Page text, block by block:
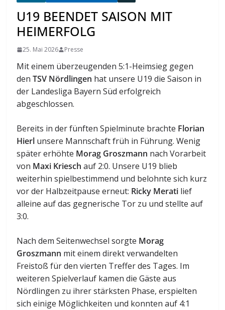
U19 BEENDET SAISON MIT
HEIMERFOLG
25. Mai 2026 Presse
Mit einem überzeugenden 5:1-Heimsieg gegen
denTSV Nördlingen hat unsere U19 die Saison in
der Landesliga Bayern Süd erfolgreich
abgeschlossen.
Bereits in der fünften Spielminute brachte Florian
Hierl unsere Mannschaft früh in Führung. Wenig
später erhöhte Morag Groszmann nach Vorarbeit
von Maxi Kriesch auf 2:0. Unsere U19 blieb
weiterhin spielbestimmend und belohnte sich kurz
vor der Halbzeitpause erneut: Ricky Merati lief
alleine auf das gegnerische Tor zu und stellte auf
3:0.
Nach dem Seitenwechsel sorgte Morag
Groszmann mit einem direkt verwandelten
Freistoß für den vierten Treffer des Tages. Im
weiteren Spielverlauf kamen die Gäste aus
Nördlingen zu ihrer stärksten Phase, erspielten
sich einige Möglichkeiten und konnten auf 4:1